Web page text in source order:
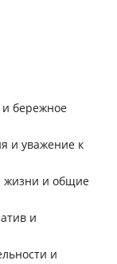
бережное
и уважение к
жизни и общие
и
и